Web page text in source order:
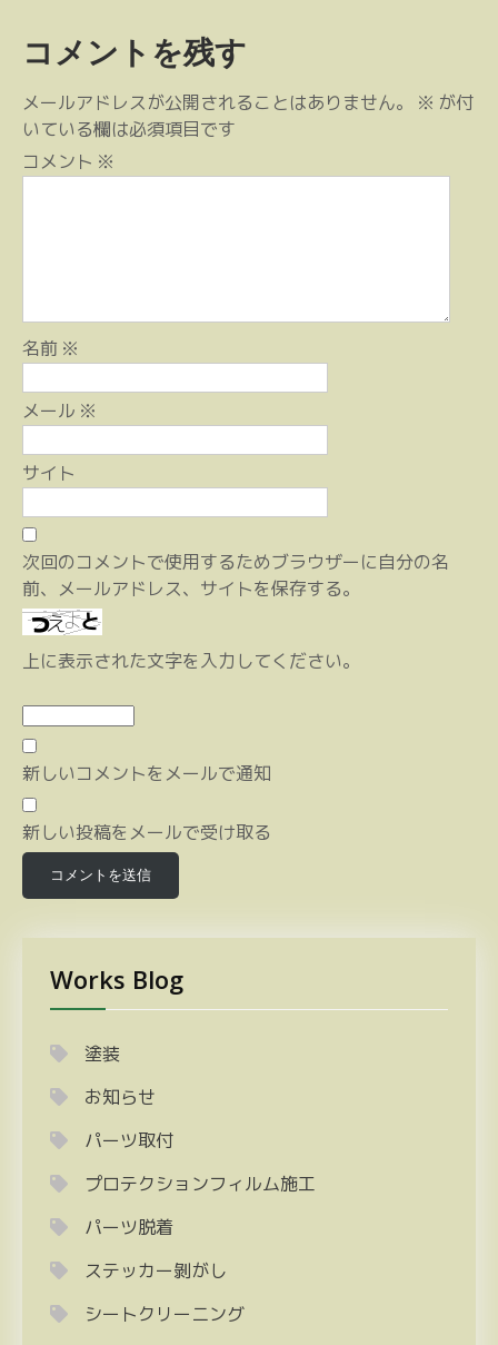
ビ
ゲ
ー
シ
コメントを残す
メールアドレスが公開されることはありません。 ※ が付
いている欄は必須項目です
コメント ※
名前 ※
メール ※
サイト
次回のコメントで使用するためブラウザーに自分の名
前、メールアドレス、サイトを保存する。
上に表示された文字を入力してください。
新しいコメントをメールで通知
新しい投稿をメールで受け取る
Works Blog
塗装
お知らせ
パーツ取付
プロテクションフィルム施工
パーツ脱着
ステッカー剝がし
シートクリーニング